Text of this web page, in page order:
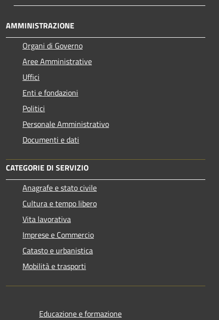
AMMINISTRAZIONE
Organi di Governo
Aree Amministrative
Uffici
Enti e fondazioni
Politici
Personale Amministrativo
Documenti e dati
CATEGORIE DI SERVIZIO
Anagrafe e stato civile
Cultura e tempo libero
Vita lavorativa
Imprese e Commercio
Catasto e urbanistica
Mobilità e trasporti
Educazione e formazione